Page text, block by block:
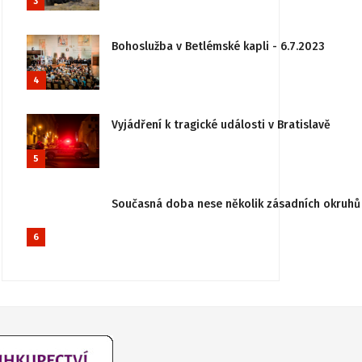
4
Bohoslužba v Betlémské kapli - 6.7.2023
5
Vyjádření k tragické události v Bratislavě
6
Současná doba nese několik zásadních